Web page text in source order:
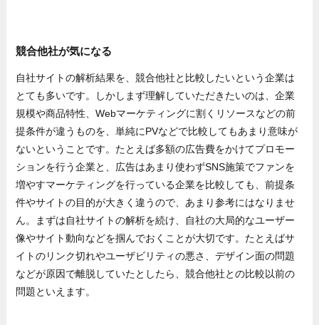
競合他社が気になる
自社サイトの解析結果を、競合他社と比較したいという企業は
とても多いです。しかしまず理解していただきたいのは、企業
規模や商品特性、Webマーケティングに割くリソースなどの前
提条件が違うものを、単純にPVなどで比較してもあまり意味が
ないということです。たとえば多額の広告費をかけてプロモー
ションを行う企業と、広告はあまり使わずSNS施策でファンを
増やすマーケティングを行っている企業を比較しても、前提条
件やサイトの目的が大きく違うので、あまり参考にはなりませ
ん。まずは自社サイトの解析を続け、自社の大局的なユーザー
像やサイト動向などを掴んでおくことが大切です。たとえばサ
イトのリンク切れやユーザビリティの悪さ、デザイン面の問題
などが原因で離脱していたとしたら、競合他社との比較以前の
問題といえます。